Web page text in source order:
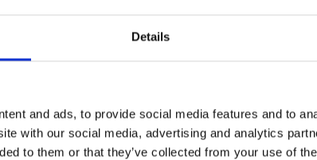
Details
and ads, to provide social media features and to
with our social media, advertising and analytics
to them or that they’ve collected from your use of